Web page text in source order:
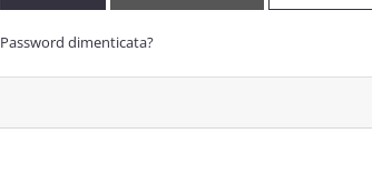
Password dimenticata?